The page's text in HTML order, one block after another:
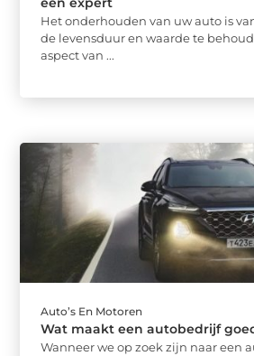
Het onderhouden van uw auto is
de levensduur en waarde te
aspect van ...
Auto’s En Motoren
Wat maakt een autobedrijf
Wanneer we op zoek zijn naar een